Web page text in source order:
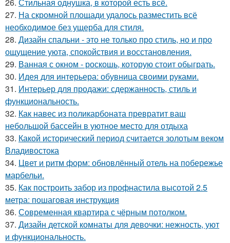
27. На скромной площади удалось разместить всё
необходимое без ущерба для стиля.
28. Дизайн спальни - это не только про стиль, но и про
ощущение уюта, спокойствия и восстановления.
29. Ванная с окном - роскошь, которую стоит обыграть.
30. Идея для интерьера: обувница своими руками.
31. Интерьер для продажи: сдержанность, стиль и
функциональность.
32. Как навес из поликарбоната превратит ваш
небольшой бассейн в уютное место для отдыха
33. Какой исторический период считается золотым веком
Владивостока
34. Цвет и ритм форм: обновлённый отель на побережье
марбельи.
35. Как построить забор из профнастила высотой 2.5
метра: пошаговая инструкция
36. Современная квартира с чёрным потолком.
37. Дизайн детской комнаты для девочки: нежность, уют
и функциональность.